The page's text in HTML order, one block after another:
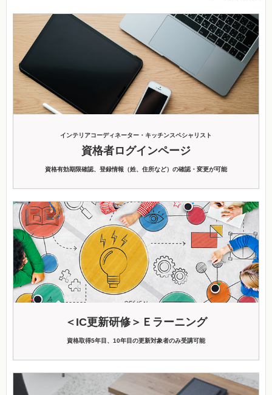
インテリアコーディネーター・キッチンスペシャリスト
資格者ログインページ
資格有効期限確認、登録情報（姓、住所など）の確認・変更が可能
＜IC更新研修＞Ｅラーニング
資格取得5年目、10年目の更新対象者のみ受講可能